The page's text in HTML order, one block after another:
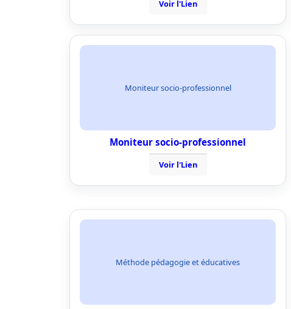
Voir l'Lien
Moniteur socio-professionnel
Moniteur socio-professionnel
Voir l'Lien
Méthode pédagogie et éducatives